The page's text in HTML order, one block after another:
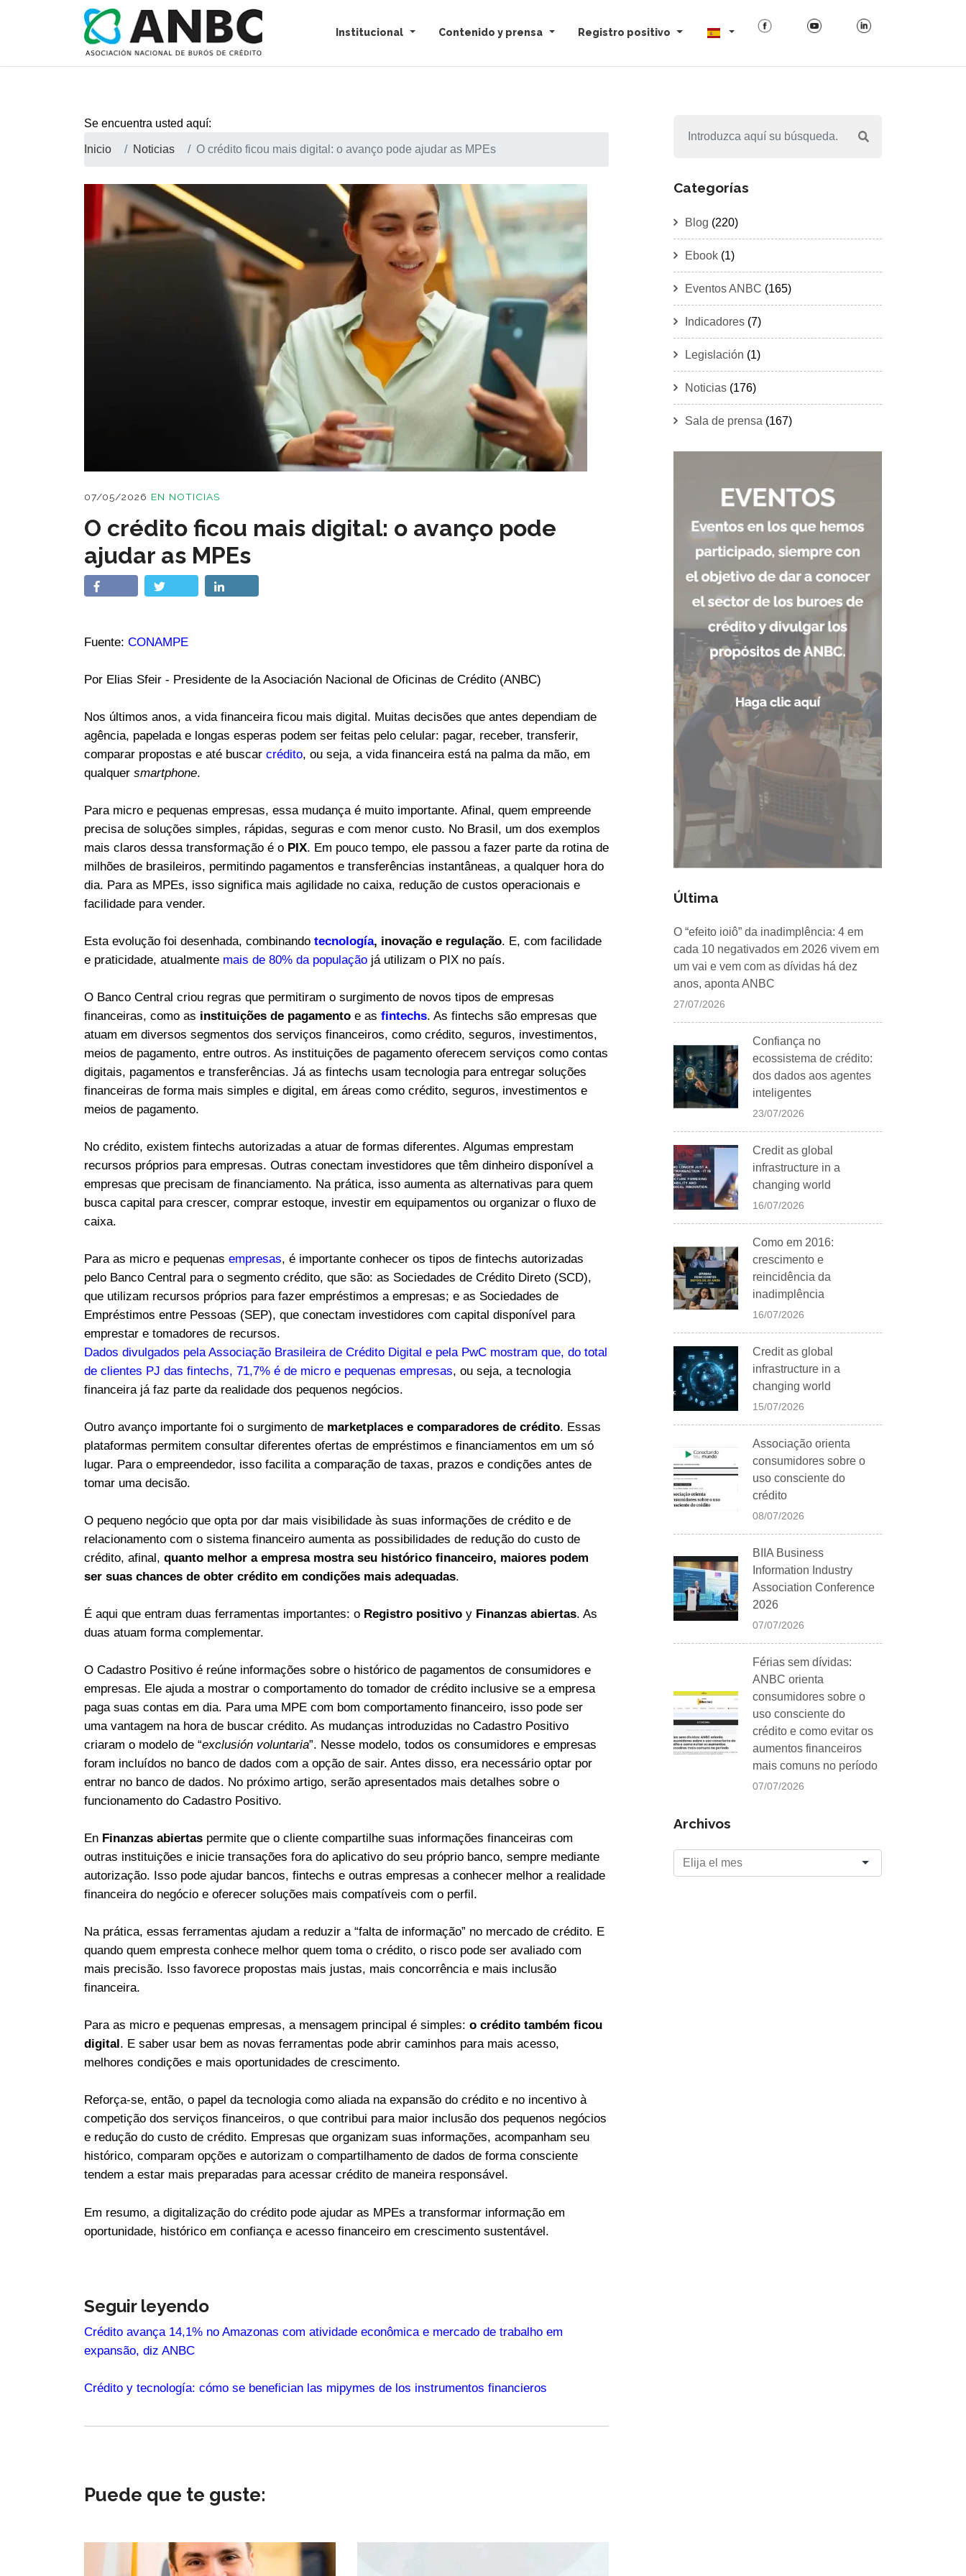
Institucional Contenido y prensa Registro positivo
Se encuentra usted aquí:
Inicio Noticias O crédito ficou mais digital: o avanço pode ajudar as MPEs
07/05/2026 EN NOTICIAS
O crédito ficou mais digital: o avanço pode
ajudar as MPEs
Fuente: CONAMPE
Por Elias Sfeir - Presidente de la Asociación Nacional de Oficinas de Crédito (ANBC)
Nos últimos anos, a vida financeira ficou mais digital. Muitas decisões que antes dependiam de
agência, papelada e longas esperas podem ser feitas pelo celular: pagar, receber, transferir,
comparar propostas e até buscar crédito, ou seja, a vida financeira está na palma da mão, em
qualquer smartphone.
Para micro e pequenas empresas, essa mudança é muito importante. Afinal, quem empreende
precisa de soluções simples, rápidas, seguras e com menor custo. No Brasil, um dos exemplos
mais claros dessa transformação é o PIX. Em pouco tempo, ele passou a fazer parte da rotina de
milhões de brasileiros, permitindo pagamentos e transferências instantâneas, a qualquer hora do
dia. Para as MPEs, isso significa mais agilidade no caixa, redução de custos operacionais e
facilidade para vender.
Esta evolução foi desenhada, combinando tecnología, inovação e regulação. E, com facilidade
e praticidade, atualmente mais de 80% da população já utilizam o PIX no país.
O Banco Central criou regras que permitiram o surgimento de novos tipos de empresas
financeiras, como as instituições de pagamento e as fintechs. As fintechs são empresas que
atuam em diversos segmentos dos serviços financeiros, como crédito, seguros, investimentos,
meios de pagamento, entre outros. As instituições de pagamento oferecem serviços como contas
digitais, pagamentos e transferências. Já as fintechs usam tecnologia para entregar soluções
financeiras de forma mais simples e digital, em áreas como crédito, seguros, investimentos e
meios de pagamento.
No crédito, existem fintechs autorizadas a atuar de formas diferentes. Algumas emprestam
recursos próprios para empresas. Outras conectam investidores que têm dinheiro disponível a
empresas que precisam de financiamento. Na prática, isso aumenta as alternativas para quem
busca capital para crescer, comprar estoque, investir em equipamentos ou organizar o fluxo de
caixa.
Para as micro e pequenas empresas, é importante conhecer os tipos de fintechs autorizadas
pelo Banco Central para o segmento crédito, que são: as Sociedades de Crédito Direto (SCD),
que utilizam recursos próprios para fazer empréstimos a empresas; e as Sociedades de
Empréstimos entre Pessoas (SEP), que conectam investidores com capital disponível para
emprestar e tomadores de recursos.
Dados divulgados pela Associação Brasileira de Crédito Digital e pela PwC mostram que, do total
de clientes PJ das fintechs, 71,7% é de micro e pequenas empresas, ou seja, a tecnologia
financeira já faz parte da realidade dos pequenos negócios.
Outro avanço importante foi o surgimento de marketplaces e comparadores de crédito. Essas
plataformas permitem consultar diferentes ofertas de empréstimos e financiamentos em um só
lugar. Para o empreendedor, isso facilita a comparação de taxas, prazos e condições antes de
tomar uma decisão.
O pequeno negócio que opta por dar mais visibilidade às suas informações de crédito e de
relacionamento com o sistema financeiro aumenta as possibilidades de redução do custo de
crédito, afinal, quanto melhor a empresa mostra seu histórico financeiro, maiores podem
ser suas chances de obter crédito em condições mais adequadas.
É aqui que entram duas ferramentas importantes: o Registro positivo y Finanzas abiertas. As
duas atuam forma complementar.
O Cadastro Positivo é reúne informações sobre o histórico de pagamentos de consumidores e
empresas. Ele ajuda a mostrar o comportamento do tomador de crédito inclusive se a empresa
paga suas contas em dia. Para uma MPE com bom comportamento financeiro, isso pode ser
uma vantagem na hora de buscar crédito. As mudanças introduzidas no Cadastro Positivo
criaram o modelo de “exclusión voluntaria”. Nesse modelo, todos os consumidores e empresas
foram incluídos no banco de dados com a opção de sair. Antes disso, era necessário optar por
entrar no banco de dados. No próximo artigo, serão apresentados mais detalhes sobre o
funcionamento do Cadastro Positivo.
En Finanzas abiertas permite que o cliente compartilhe suas informações financeiras com
outras instituições e inicie transações fora do aplicativo do seu próprio banco, sempre mediante
autorização. Isso pode ajudar bancos, fintechs e outras empresas a conhecer melhor a realidade
financeira do negócio e oferecer soluções mais compatíveis com o perfil.
Na prática, essas ferramentas ajudam a reduzir a “falta de informação” no mercado de crédito. E
quando quem empresta conhece melhor quem toma o crédito, o risco pode ser avaliado com
mais precisão. Isso favorece propostas mais justas, mais concorrência e mais inclusão
financeira.
Para as micro e pequenas empresas, a mensagem principal é simples: o crédito também ficou
digital. E saber usar bem as novas ferramentas pode abrir caminhos para mais acesso,
melhores condições e mais oportunidades de crescimento.
Reforça-se, então, o papel da tecnologia como aliada na expansão do crédito e no incentivo à
competição dos serviços financeiros, o que contribui para maior inclusão dos pequenos negócios
e redução do custo de crédito. Empresas que organizam suas informações, acompanham seu
histórico, comparam opções e autorizam o compartilhamento de dados de forma consciente
tendem a estar mais preparadas para acessar crédito de maneira responsável.
Em resumo, a digitalização do crédito pode ajudar as MPEs a transformar informação em
oportunidade, histórico em confiança e acesso financeiro em crescimento sustentável.
Seguir leyendo
Crédito avança 14,1% no Amazonas com atividade econômica e mercado de trabalho em
expansão, diz ANBC
Crédito y tecnología: cómo se benefician las mipymes de los instrumentos financieros
Puede que te guste:
Categorías
Blog (220)
Ebook (1)
Eventos ANBC (165)
Indicadores (7)
Legislación (1)
Noticias (176)
Sala de prensa (167)
Última
O “efeito ioiô” da inadimplência: 4 em
cada 10 negativados em 2026 vivem em
um vai e vem com as dívidas há dez
anos, aponta ANBC
27/07/2026
Confiança no
ecossistema de crédito:
dos dados aos agentes
inteligentes
23/07/2026
Credit as global
infrastructure in a
changing world
16/07/2026
Como em 2016:
crescimento e
reincidência da
inadimplência
16/07/2026
Credit as global
infrastructure in a
changing world
15/07/2026
Associação orienta
consumidores sobre o
uso consciente do
crédito
08/07/2026
BIIA Business
Information Industry
Association Conference
2026
07/07/2026
Férias sem dívidas:
ANBC orienta
consumidores sobre o
uso consciente do
crédito e como evitar os
aumentos financeiros
mais comuns no período
07/07/2026
Archivos